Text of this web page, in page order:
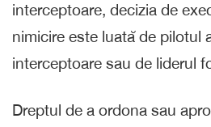
interceptoare, decizia de
nimicire este luată de pilotul
interceptoare sau de liderul
Dreptul de a ordona sau